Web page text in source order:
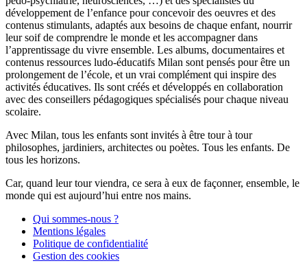
développement de l’enfance pour concevoir des oeuvres et des
contenus stimulants, adaptés aux besoins de chaque enfant, nourrir
leur soif de comprendre le monde et les accompagner dans
l’apprentissage du vivre ensemble. Les albums, documentaires et
contenus ressources ludo-éducatifs Milan sont pensés pour être un
prolongement de l’école, et un vrai complément qui inspire des
activités éducatives. Ils sont créés et développés en collaboration
avec des conseillers pédagogiques spécialisés pour chaque niveau
scolaire.
Avec Milan, tous les enfants sont invités à être tour à tour
philosophes, jardiniers, architectes ou poètes. Tous les enfants. De
tous les horizons.
Car, quand leur tour viendra, ce sera à eux de façonner, ensemble, le
monde qui est aujourd’hui entre nos mains.
Qui sommes-nous ?
Mentions légales
Politique de confidentialité
Gestion des cookies